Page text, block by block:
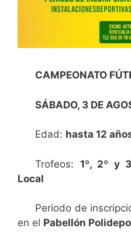
CAMPEONATO
SÁBADO, 3 DE
Edad: hasta 12
Trofeos: 1º, 2º y
Local
Periodo de
en el Pabellón